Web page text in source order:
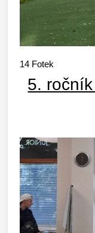
14 Fotek
5.